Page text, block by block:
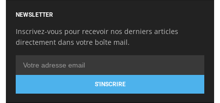
NEWSLETTER
Inscrivez-vous pour recevoir nos derniers articles
directement dans votre boîte mail.
S'INSCRIRE